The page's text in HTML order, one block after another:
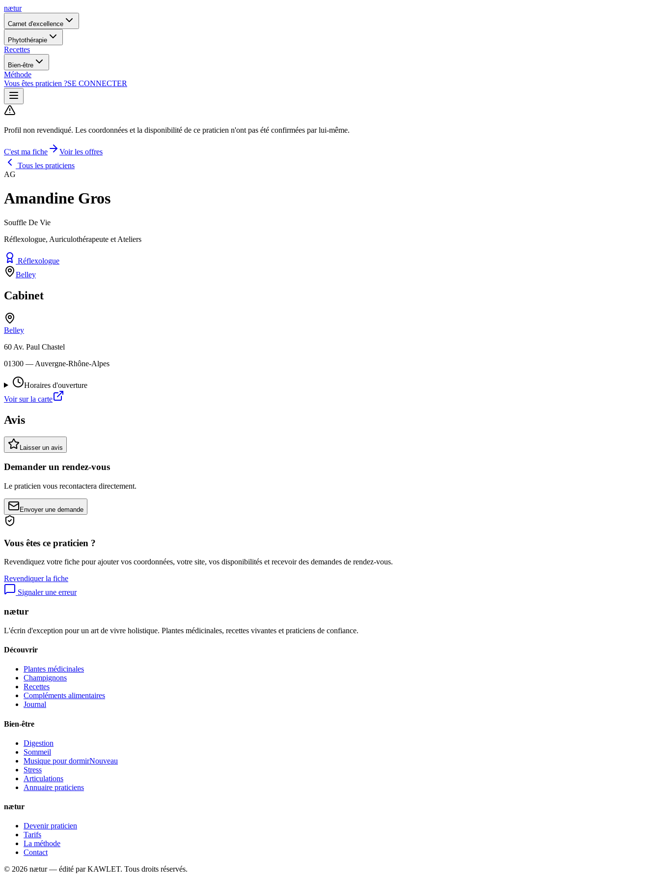
nætur
Carnet d'excellence
Phytothérapie
Recettes
Bien-être
Méthode
Vous êtes praticien ?SE CONNECTER
Profil non revendiqué. Les coordonnées et la disponibilité de ce praticien n'ont pas été confirmées par lui-même.
C'est ma fiche
Voir les offres
Tous les praticiens
AG
Amandine Gros
Souffle De Vie
Réflexologue, Auriculothérapeute et Ateliers
Réflexologue
Belley
Cabinet
Belley
60 Av. Paul Chastel
01300 — Auvergne-Rhône-Alpes
Horaires d'ouverture
Voir sur la carte
Avis
Laisser un avis
Demander un rendez-vous
Le praticien vous recontactera directement.
Envoyer une demande
Vous êtes ce praticien ?
Revendiquez votre fiche pour ajouter vos coordonnées, votre site, vos disponibilités et recevoir des demandes de rendez-vous.
Revendiquer la fiche
Signaler une erreur
nætur
L'écrin d'exception pour un art de vivre holistique. Plantes médicinales, recettes vivantes et praticiens de confiance.
Découvrir
Plantes médicinales
Champignons
Recettes
Compléments alimentaires
Journal
Bien-être
Digestion
Sommeil
Musique pour dormirNouveau
Stress
Articulations
Annuaire praticiens
nætur
Devenir praticien
Tarifs
La méthode
Contact
© 2026 nætur — édité par KAWLET. Tous droits réservés.